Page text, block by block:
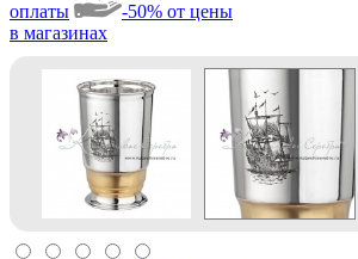
оплаты
-50% от цены
в магазинах